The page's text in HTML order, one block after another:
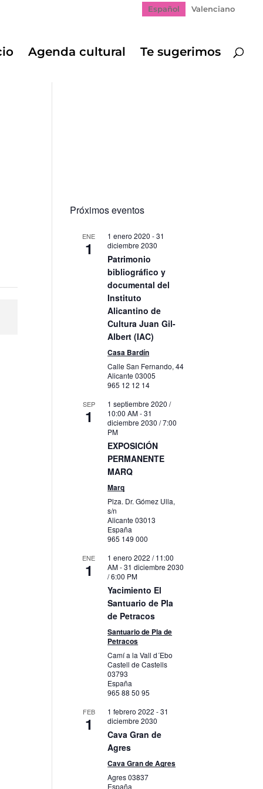
Español Valenciano
Agenda cultural Te sugerimos
Próximos eventos
ENE
1
1 enero 2020 -31
diciembre 2030
Patrimonio
bibliográfico y
documental del
Instituto
Alicantino de
Cultura Juan Gil-
Albert (IAC)
Casa Bardín
Calle San Fernando, 44
Alicante03005
965 12 12 14
SEP
1
1 septiembre 2020 /
10:00 AM-31
diciembre 2030 / 7:00
PM
EXPOSICIÓN
PERMANENTE
MARQ
Marq
Plza. Dr. Gómez Ulla,
s/n
Alicante03013
España
965 149 000
ENE
1
1 enero 2022 / 11:00
AM-31 diciembre 2030
/ 6:00 PM
Yacimiento El
Santuario de Pla
de Petracos
Santuario de Pla de
Petracos
Camí a la Vall d´Ebo
Castell de Castells
03793
España
965 88 50 95
FEB
1
1 febrero 2022 -31
diciembre 2030
Cava Gran de
Agres
Cava Gran de Agres
Agres03837
España